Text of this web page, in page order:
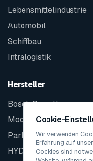
Lebensmittelindustrie
Automobil
Schiffbau
Intralogistik
Hersteller
Bosch Rexroth
Moog
Parker
HYDAC
Cookie-
Wir verwenden
Erfahrung auf
Cookies sind